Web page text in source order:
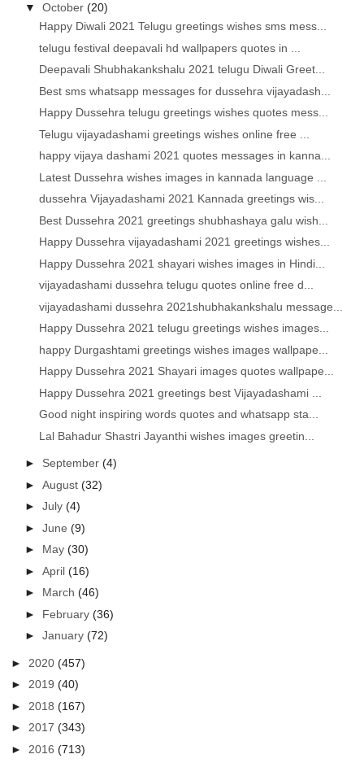
▼October(20)
Happy Diwali 2021 Telugu greetings wishes sms mess...
telugu festival deepavali hd wallpapers quotes in ...
Deepavali Shubhakankshalu 2021 telugu Diwali Greet...
Best sms whatsapp messages for dussehra vijayadash...
Happy Dussehra telugu greetings wishes quotes mess...
Telugu vijayadashami greetings wishes online free ...
happy vijaya dashami 2021 quotes messages in kanna...
Latest Dussehra wishes images in kannada language ...
dussehra Vijayadashami 2021 Kannada greetings wis...
Best Dussehra 2021 greetings shubhashaya galu wish...
Happy Dussehra vijayadashami 2021 greetings wishes...
Happy Dussehra 2021 shayari wishes images in Hindi...
vijayadashami dussehra telugu quotes online free d...
vijayadashami dussehra 2021shubhakankshalu message...
Happy Dussehra 2021 telugu greetings wishes images...
happy Durgashtami greetings wishes images wallpape...
Happy Dussehra 2021 Shayari images quotes wallpape...
Happy Dussehra 2021 greetings best Vijayadashami ...
Good night inspiring words quotes and whatsapp sta...
Lal Bahadur Shastri Jayanthi wishes images greetin...
► September(4)
►August(32)
►July(4)
►June(9)
► May(30)
►April(16)
► March(46)
► February(36)
►January(72)
► 2020(457)
►2019(40)
► 2018(167)
►2017(343)
► 2016(713)